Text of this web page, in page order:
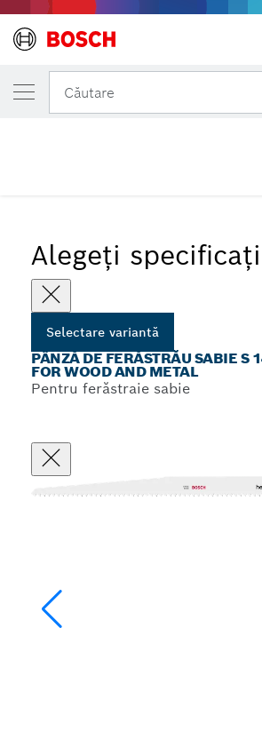
Căutare
Alegeți
Selectare variantă
PÂNZĂ DE FERĂSTRĂU SABIE S
FOR WOOD AND METAL
Pentru ferăstraie sabie
VARIANTA SELECTATĂ DE DVS.
Pânză de ferăstrău sabie
Metal